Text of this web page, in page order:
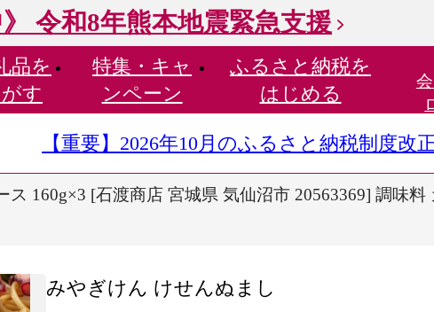
》 令和8年熊本地震緊急支援
品を
す
特集・ キャ
ンペーン
ふるさと納税を
はじめる
【重要】2026年10月のふるさと納税制度改
ス 160g×3 [石渡商店 宮城県 気仙沼市 20563369] 調味
みやぎけん けせんぬまし